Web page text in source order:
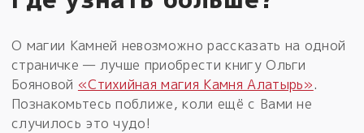
О магии Камней невозможно рассказать на одной
страничке — лучше приобрести книгу Ольги
Бояновой «Стихийная магия Камня Алатырь».
Познакомьтесь поближе, коли ещё с Вами не
случилось это чудо!